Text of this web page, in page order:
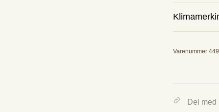
Boblebann
Tallet viser
Varenummer
Del med